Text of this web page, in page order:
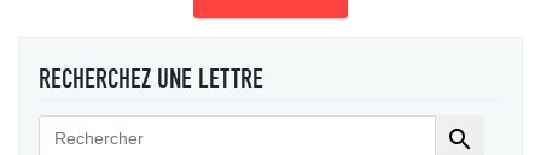
RECHERCHEZ UNE LETTRE
